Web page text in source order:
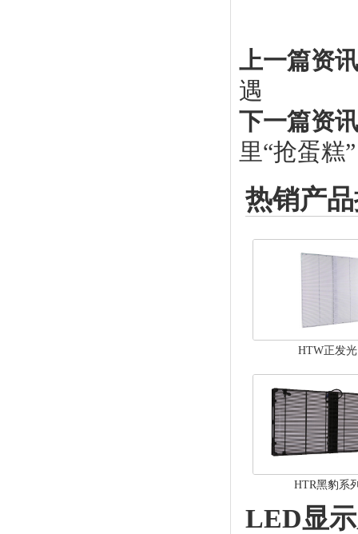
上一篇资
遇
下一篇资
里“抢蛋糕
热销产
HTW正发光
HTR黑豹系
LED显